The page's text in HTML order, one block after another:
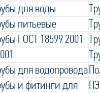
для воды
питьевые
ГОСТ 18599 2001
для водопровода
и фитинги для